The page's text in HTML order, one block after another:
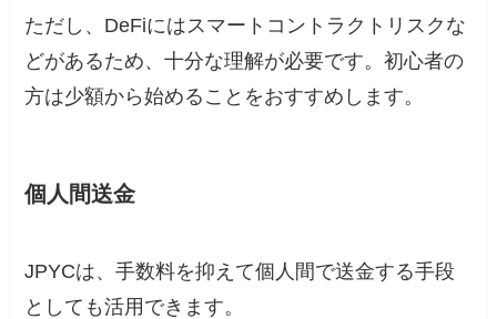
ただし、DeFiにはスマートコントラクトリスクな
どがあるため、十分な理解が必要です。初心者の
方は少額から始めることをおすすめします。
個人間送金
JPYCは、手数料を抑えて個人間で送金する手段
としても活用できます。